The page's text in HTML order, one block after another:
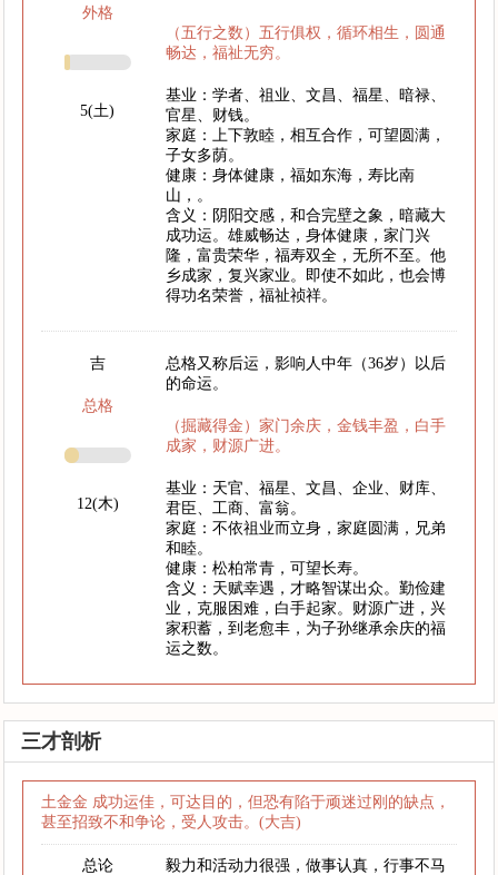
外格
5(土)
（五行之数）五行俱权，循环相生，圆通
畅达，福祉无穷。
基业：学者、祖业、文昌、福星、暗禄、
官星、财钱。
家庭：上下敦睦，相互合作，可望圆满，
子女多荫。
健康：身体健康，福如东海，寿比南
山，。
含义：阴阳交感，和合完壁之象，暗藏大
成功运。雄威畅达，身体健康，家门兴
隆，富贵荣华，福寿双全，无所不至。他
乡成家，复兴家业。即使不如此，也会博
得功名荣誉，福祉祯祥。
吉
总格
12(木)
总格又称后运，影响人中年（36岁）以后
的命运。
（掘藏得金）家门余庆，金钱丰盈，白手
成家，财源广进。
基业：天官、福星、文昌、企业、财库、
君臣、工商、富翁。
家庭：不依祖业而立身，家庭圆满，兄弟
和睦。
健康：松柏常青，可望长寿。
含义：天赋幸遇，才略智谋出众。勤俭建
业，克服困难，白手起家。财源广进，兴
家积蓄，到老愈丰，为子孙继承余庆的福
运之数。
三才剖析
土金金 成功运佳，可达目的，但恐有陷于顽迷过刚的缺点，
甚至招致不和争论，受人攻击。(大吉)
总论
毅力和活动力很强，做事认真，行事不马